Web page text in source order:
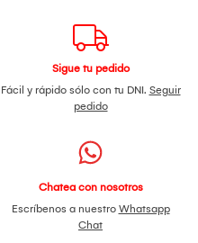
Sigue tu pedido
Fácil y rápido sólo con tu DNI. Seguir
pedido
Chatea con nosotros
Escríbenos a nuestro Whatsapp
Chat